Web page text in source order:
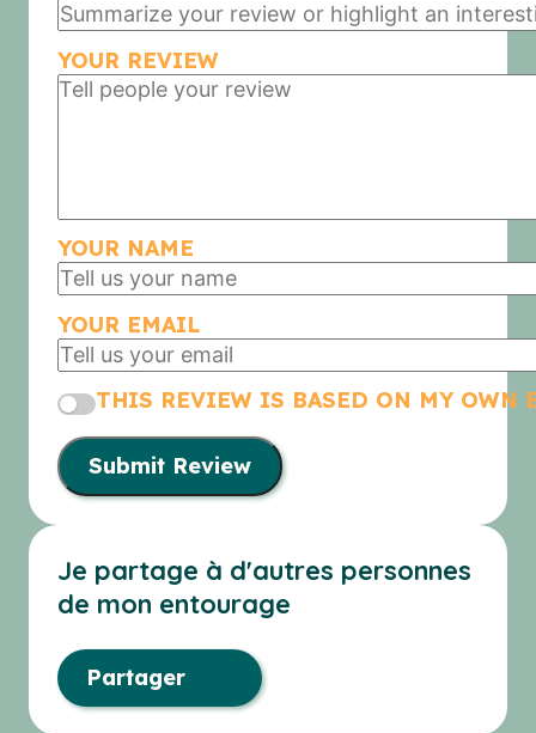
YOUR REVIEW
YOUR NAME
YOUR EMAIL
THIS REVIEW IS BASED ON MY OWN
Submit Review
Je partage à d'autres personnes
de mon entourage
Partager